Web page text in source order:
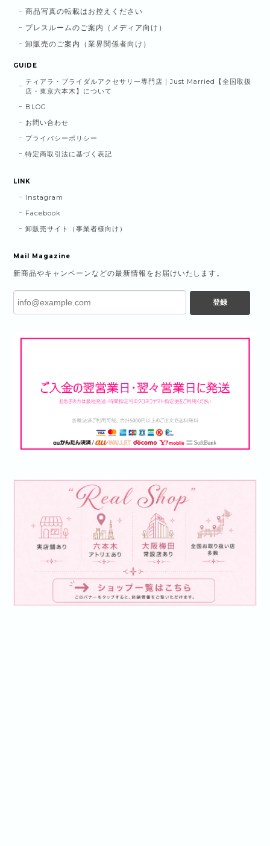
商品写真の転載はお控えください
プレスルームのご案内（メディア向け）
卸販売のご案内（業界関係者向け）
GUIDE
ティアラ・ブライダルアクセサリー専門店｜Just Married【全国取扱
店・東京六本木】について
BLOG
お問い合わせ
プライバシーポリシー
特定商取引法に基づく表記
LINK
Instagram
Facebook
卸販売サイト（事業者様向け）
Mail Magazine
新商品やキャンペーンなどの最新情報をお届けいたします。
登録